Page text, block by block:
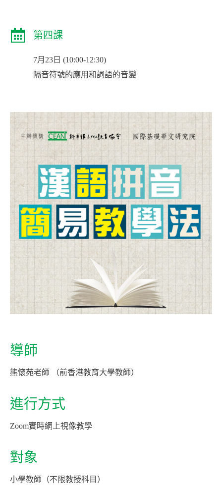
第四課
7月23日 (10:00-12:30)
隔音符號的應用和詞語的音變
導師
熊懷苑老師 （前香港教育大學教師）
進行方式
Zoom實時網上視像教學
對象
小學教師（不限教授科目）